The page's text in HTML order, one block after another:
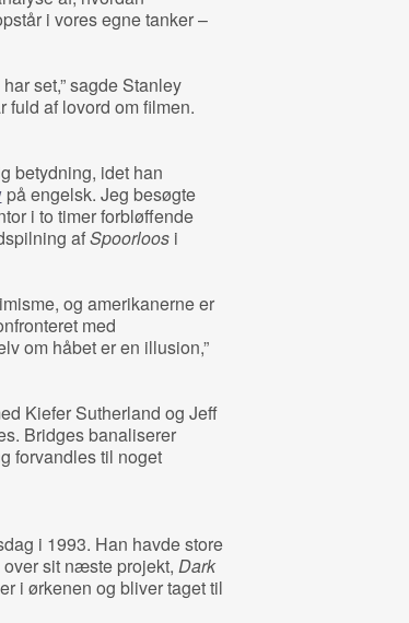
i vores egne tanker –
set,” sagde Stanley
fuld af lovord om filmen.
betydning, idet han
på engelsk. Jeg besøgte
i to timer forbløffende
afSpoorloosi
og amerikanerne er
med
om håbet er en illusion,”
Kiefer Sutherland og Jeff
Bridges banaliserer
forvandles til noget
i 1993. Han havde store
sit næste projekt, Dark
i ørkenen og bliver taget til